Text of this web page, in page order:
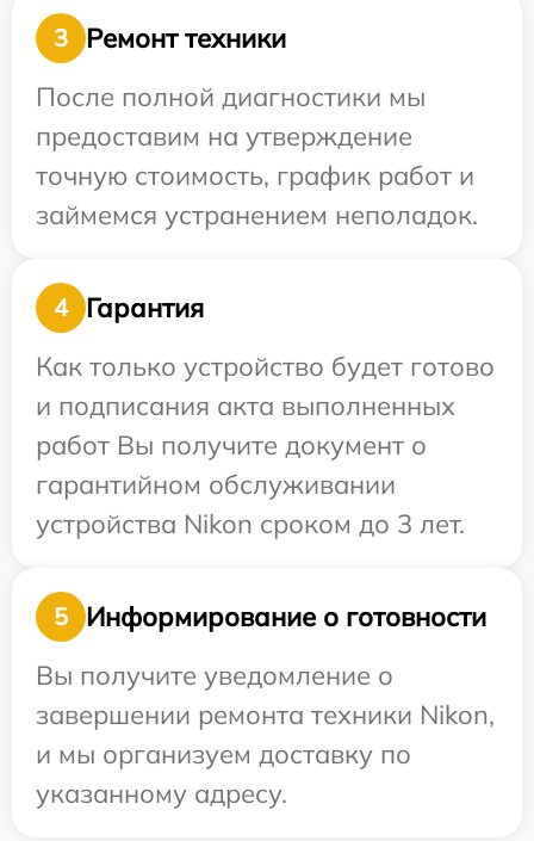
3
Ремонт техники
После полной диагностики мы
предоставим на утверждение
точную стоимость, график работ и
займемся устранением неполадок.
4
Гарантия
Как только устройство будет готово
и подписания акта выполненных
работ Вы получите документ о
гарантийном обслуживании
устройства Nikon сроком до 3 лет.
5
Информирование о готовности
Вы получите уведомление о
завершении ремонта техники Nikon,
и мы организуем доставку по
указанному адресу.